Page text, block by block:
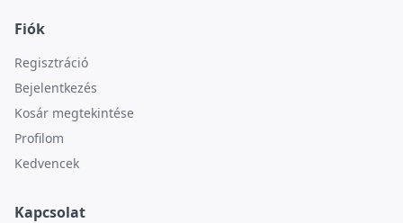
Fiók
Regisztráció
Bejelentkezés
Kosár megtekintése
Profilom
Kedvencek
Kapcsolat